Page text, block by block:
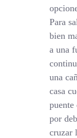
Para
bien
a una
una
casa
puente
por
cruzar